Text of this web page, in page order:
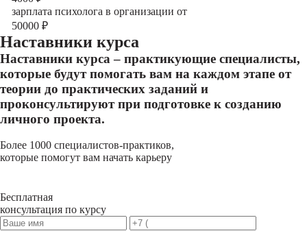
зарплата психолога в организации от
50000 ₽
Наставники курса
Наставники курса – практикующие специалисты,
которые будут помогать вам на каждом этапе от
теории до практических заданий и
проконсультируют при подготовке к созданию
личного проекта.
Более 1000 специалистов-практиков,
которые помогут вам начать карьеру
Бесплатная
консультация по курсу